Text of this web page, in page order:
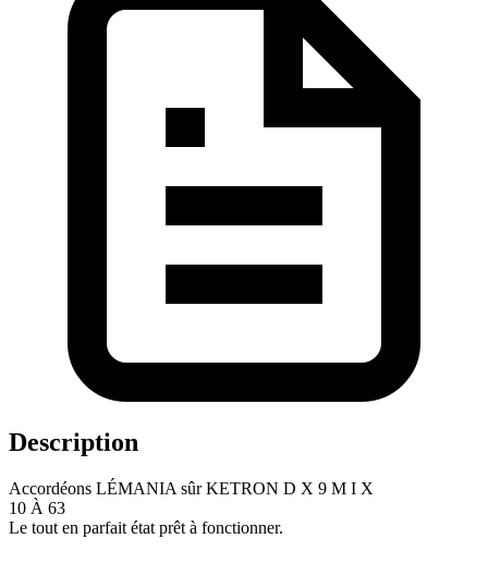
Description
Accordéons LÉMANIA sûr KETRON D X 9 M I X
10 À 63
Le tout en parfait état prêt à fonctionner.